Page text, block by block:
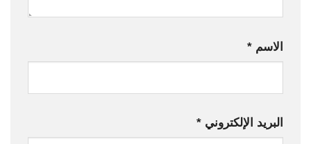
الاسم *
البريد الإلكتروني *